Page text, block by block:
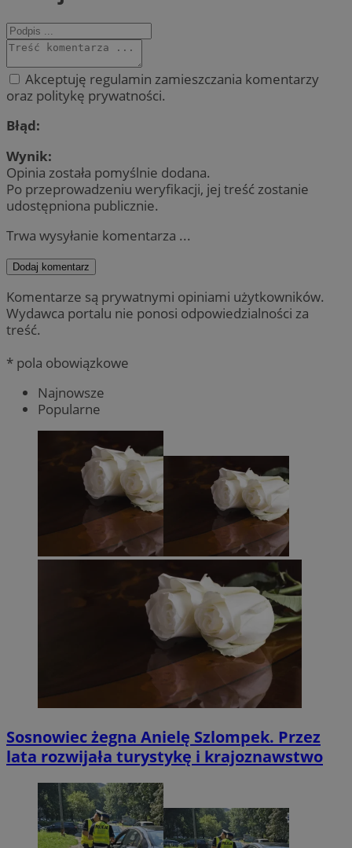
Akceptuję regulamin zamieszczania komentarzy
oraz politykę prywatności.
Błąd:
Wynik:
Opinia została pomyślnie dodana.
Po przeprowadzeniu weryfikacji, jej treść zostanie
udostępniona publicznie.
Trwa wysyłanie komentarza ...
Dodaj komentarz
Komentarze są prywatnymi opiniami użytkowników.
Wydawca portalu nie ponosi odpowiedzialności za
treść.
* pola obowiązkowe
Najnowsze
Popularne
Sosnowiec żegna Anielę Szlompek. Przez
lata rozwijała turystykę i krajoznawstwo